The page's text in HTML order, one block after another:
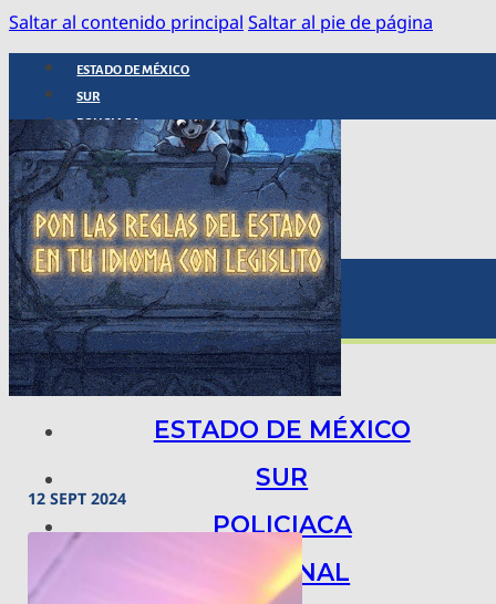
Saltar al contenido principal Saltar al pie de página
ESTADO DE MÉXICO
SUR
POLICIACA
NACIONAL
INTERNACIONAL
ARTE, CIENCIA Y TECNOLOGÍA
COLUMNAS
BAJO LA LUPA
RASTROS Y ROSTROS
VÍNCULOS ANIMALES
ESTADO DE MÉXICO
SUR
POLICIACA
NACIONAL
12 SEPT 2024